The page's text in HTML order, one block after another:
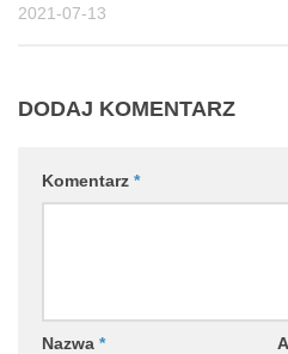
2021-07-13
DODAJ KOMENTARZ
Komentarz *
Nazwa *